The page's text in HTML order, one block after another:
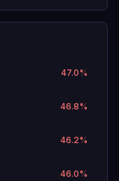
47.0%
46.8%
46.2%
46.0%